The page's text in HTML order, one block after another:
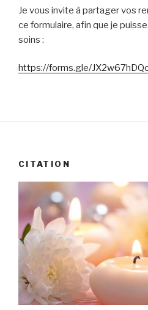
Je vous invite à partager vos
ce formulaire, afin que je
soins :
https://forms.gle/
CITATION